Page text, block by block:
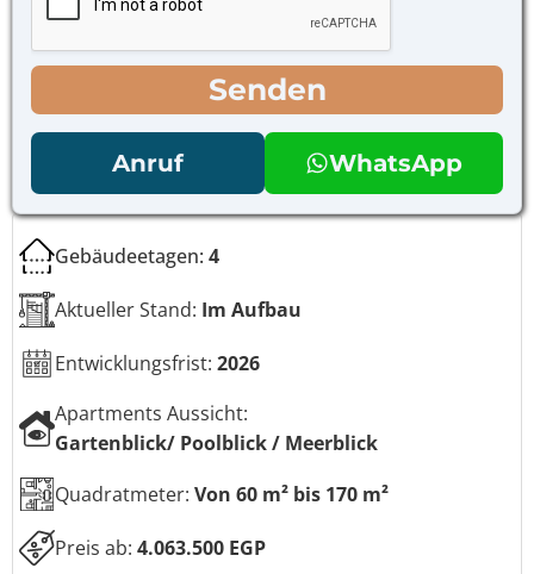
Gebäudeetagen: 4
Aktueller Stand: Im Aufbau
Entwicklungsfrist: 2026
Apartments Aussicht:
Gartenblick/ Poolblick / Meerblick
Quadratmeter: Von 60 m² bis 170 m²
Preis ab: 4.063.500 EGP
o
l
k
ä
t
c
e
n
N
a
m
e
l
l
ä
s
h
e
n
*
Senden
Anruf WhatsApp